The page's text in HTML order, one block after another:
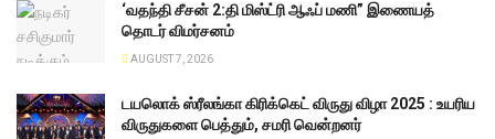
‘வதந்தி சீசன் 2:தி மிஸ்ட்ரி ஆஃப் மணி” இணையத்
தொடர் விமர்சனம்
AUGUST 7, 2026
டயலொக் ஸ்ரீலங்கா கிரிக்கெட் விருது விழா 2025 : உயரிய
விருதுகளை பெத்தும், சமரி வென்றனர்